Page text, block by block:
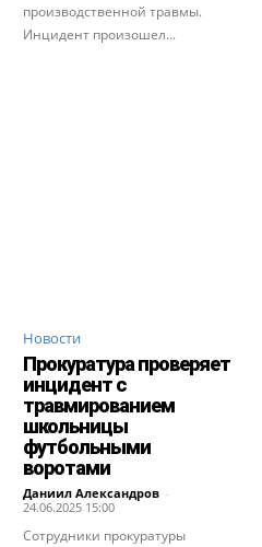
производственной травмы.
Инцидент произошел...
Новости
Прокуратура проверяет
инцидент с
травмированием
школьницы
футбольными
воротами
Даниил Александров -
24.06.2025 15:00
Сотрудники прокуратуры